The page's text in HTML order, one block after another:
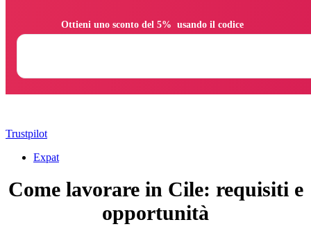
Trustpilot
Expat
Come lavorare in Cile: requisiti e
opportunità